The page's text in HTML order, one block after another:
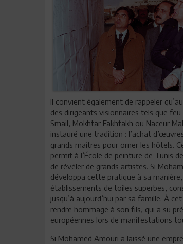
Il convient également de rappeler
des dirigeants visionnaires tels que feu
Smail, Mokhtar Fakhfakh ou Naceur
instauré une tradition : l’achat
grands maîtres pour orner les hôtels.
permit à l’École de peinture de Tunis
de révéler de grands artistes. Si
développa cette pratique à sa
établissements de toiles superbes,
jusqu’à aujourd’hui par sa famille. À
rendre hommage à son fils, qui a su
européennes lors de manifestations
Si Mohamed Amouri a laissé une